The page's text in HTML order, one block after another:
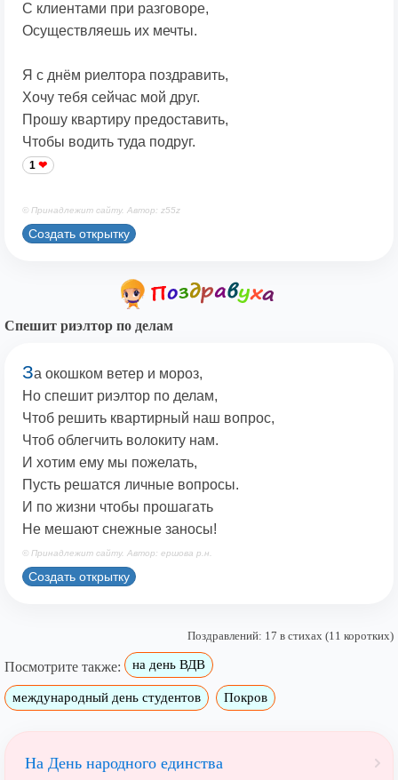
С клиентами при разговоре,
Осуществляешь их мечты.
Я с днём риелтора поздравить,
Хочу тебя сейчас мой друг.
Прошу квартиру предоставить,
Чтобы водить туда подруг.
1
© Принадлежит сайту. Автор: z55z
Создать открытку
Спешит риэлтор по делам
За окошком ветер и мороз,
Но спешит риэлтор по делам,
Чтоб решить квартирный наш вопрос,
Чтоб облегчить волокиту нам.
И хотим ему мы пожелать,
Пусть решатся личные вопросы.
И по жизни чтобы прошагать
Не мешают снежные заносы!
© Принадлежит сайту. Автор: ершова р.н.
Создать открытку
Поздравлений: 17 в стихах (11 коротких)
Посмотрите также: на день ВДВ
международный день студентов Покров
На День народного единства